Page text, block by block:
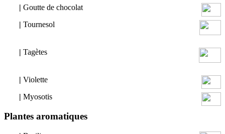
| Goutte de chocolat
| Tournesol
| Tagètes
| Violette
| Myosotis
Plantes aromatiques